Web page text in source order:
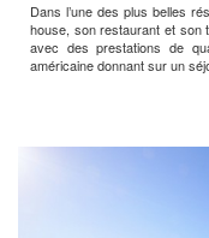
Dans l’une des plus belles
house, son restaurant et son
avec des prestations de
américaine donnant sur un